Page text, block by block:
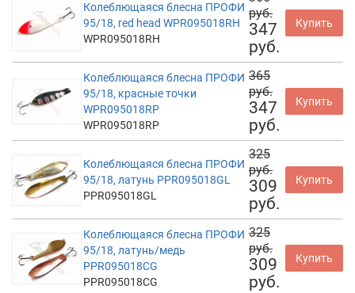
Колеблющаяся блесна ПРОФИ
95/18, red head WPR095018RH
WPR095018RH
руб.
347
руб.
Купить
Колеблющаяся блесна ПРОФИ
95/18, красные точки
WPR095018RP
WPR095018RP
365
руб.
347
руб.
Купить
Колеблющаяся блесна ПРОФИ
95/18, латунь PPR095018GL
PPR095018GL
325
руб.
309
руб.
Купить
Колеблющаяся блесна ПРОФИ
95/18, латунь/медь
PPR095018CG
PPR095018CG
325
руб.
309
руб.
Купить